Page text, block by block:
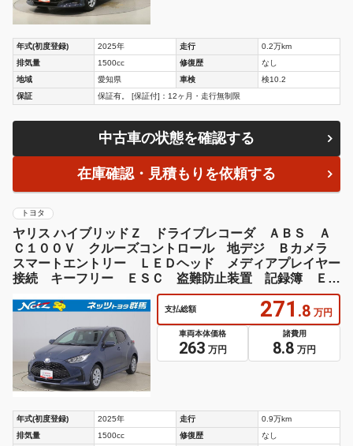
年式(初度登録) 2025年 走行
0.2万km
排気量
1500cc 修復歴
なし
地域
愛知県 車検
検10.2
保証
保証有。 [保証付]：12ヶ月・走行無制限
中古車の状態を確認する
在庫確認・見積もりを依頼する
トヨタ
ヤリス ハイブリッドＺ ドライブレコーダ ＡＢＳ Ａ
Ｃ１００Ｖ クルーズコントロール 地デジ Ｂカメラ
スマートエントリー ＬＥＤヘッド メディアプレイヤー
接続 キーフリー ＥＳＣ 盗難防止装置 記録簿 ＥＴ
支払総額 271 .8 万円
車両本体価格
263 万円
諸費用
8.8 万円
年式(初度登録) 2025年 走行
0.9万km
排気量
1500cc 修復歴
なし